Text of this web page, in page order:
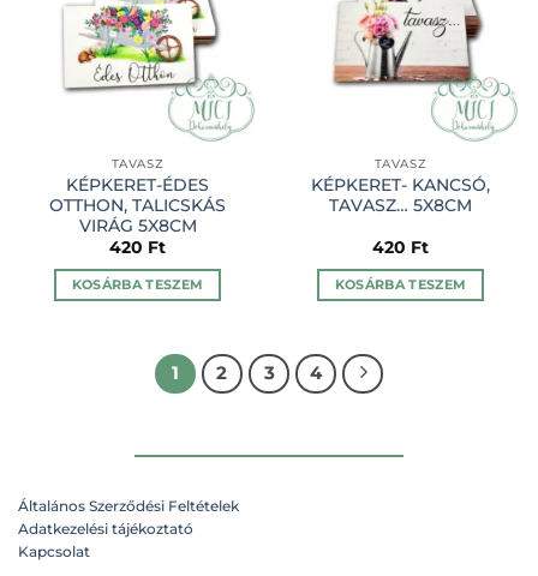
TAVASZ
KÉPKERET-ÉDES
OTTHON, TALICSKÁS
VIRÁG 5X8CM
420 Ft
KOSÁRBA TESZEM
TAVASZ
KÉPKERET- KANCSÓ,
TAVASZ… 5X8CM
420 Ft
KOSÁRBA TESZEM
1 2 3 4
Általános Szerződési Feltételek
Adatkezelési tájékoztató
Kapcsolat